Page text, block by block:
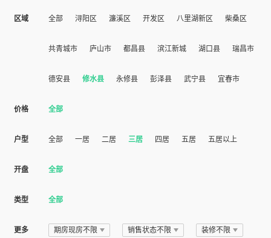
区域 全部 浔阳区 濂溪区 开发区 八里湖新区 柴桑区
共青城市 庐山市 都昌县 滨江新城 湖口县 瑞昌市
德安县 修水县 永修县 彭泽县 武宁县 宜春市
价格 全部
户型 全部 一居 二居 三居 四居 五居 五居以上
开盘 全部
类型 全部
更多 期房现房不限 销售状态不限 装修不限